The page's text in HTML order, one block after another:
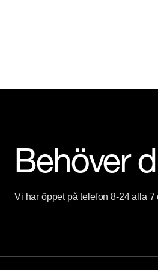
Behöver
Vi har öppet på telefon 8-24 alla 7